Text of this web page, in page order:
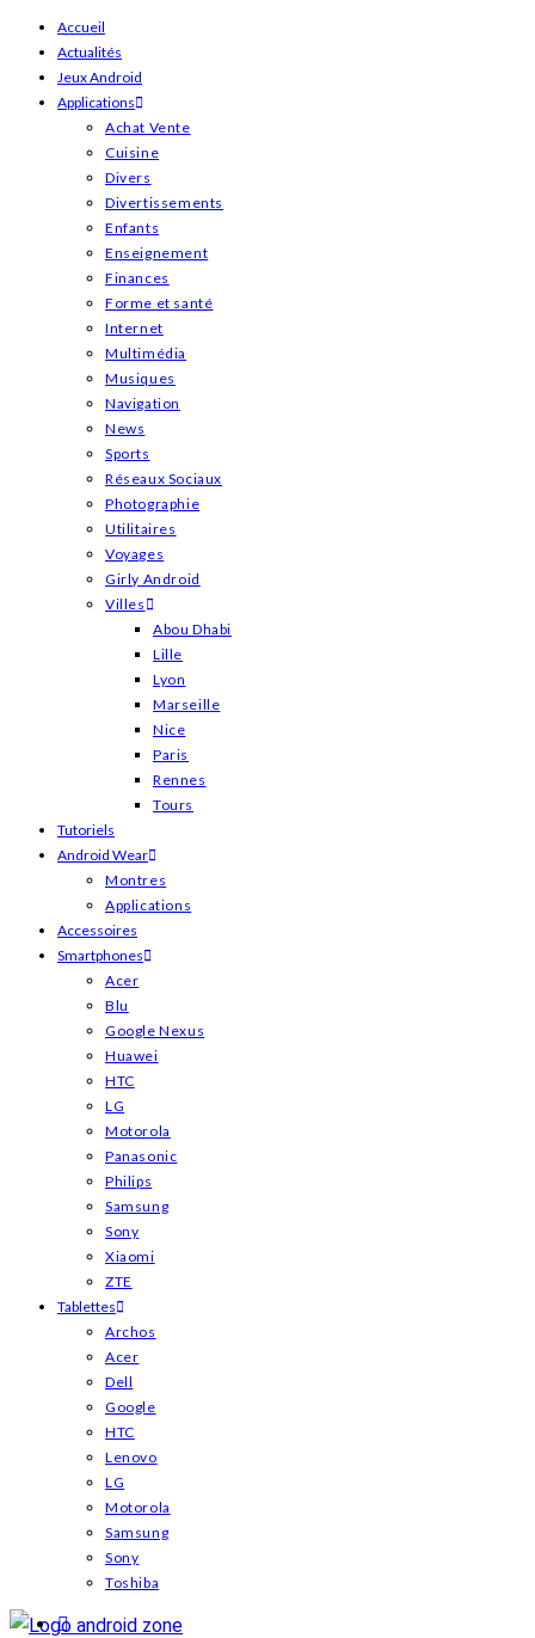
Skip
content
Accueil
Actualités
Jeux Android
Applications
Achat Vente
Cuisine
Divers
Divertissements
Enfants
Enseignement
Finances
Forme et santé
Internet
Multimédia
Musiques
Navigation
News
Sports
Réseaux Sociaux
Photographie
Utilitaires
Voyages
Girly Android
Villes
Abou Dhabi
Lille
Lyon
Marseille
Nice
Paris
Rennes
Tours
Tutoriels
Android Wear
Montres
Applications
Accessoires
Smartphones
Acer
Blu
Google Nexus
Huawei
HTC
LG
Motorola
Panasonic
Philips
Samsung
Sony
Xiaomi
ZTE
Tablettes
Archos
Acer
Dell
Google
HTC
Lenovo
LG
Motorola
Samsung
Sony
Toshiba